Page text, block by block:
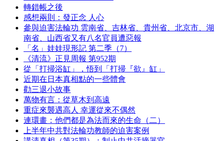
轉錯帳之後
感想兩則：發正念 人心
參與迫害法輪功 雲南省、吉林省、貴州省、北京市、湖
南省、山西省又有八名官員遭惡報
「名」娃娃現形記 第二季（7）
《清流》正見周報 第952期
從「打掃浴缸」，悟到「打掃『欲』缸」
近期在日本真相點的一些體會
勸三退小故事
萬物有言：從草木到高遠
重症來襲遇高人 幸運從來不偶然
連環畫：他們都是為法而來的生命（二）
上半年中共對法輪功教師的迫害案例